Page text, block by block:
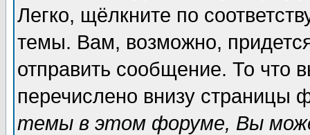
Легко, щёлкните по
темы. Вам, возможно,
отправить сообщение. То что
перечислено внизу страницы
темы в этом форуме, Вы